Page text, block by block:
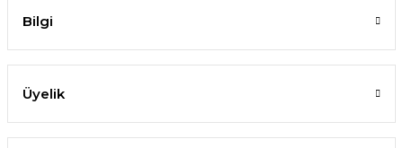
Bilgi
Üyelik